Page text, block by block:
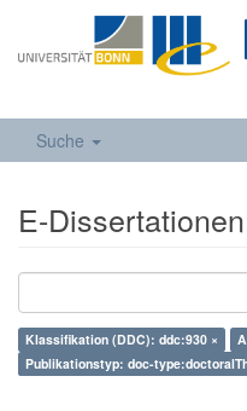
Suche
E-
Klassifikation (DDC): ddc:930 ×
Publikationstyp: doc-